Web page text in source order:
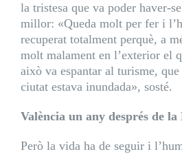
la tristesa que va poder haver-
millor: «Queda molt per fer i
recuperat totalment perquè, a
molt malament en l’exterior el
això va espantar al turisme,
ciutat estava inundada», sosté.
València un any després de la
Però la vida ha de seguir i